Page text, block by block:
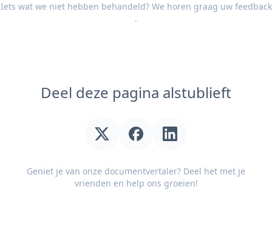
Iets wat we niet hebben behandeld? We horen graag uw feedback
.
Deel deze pagina alstublieft
Geniet je van onze documentvertaler? Deel het met je
vrienden en help ons groeien!